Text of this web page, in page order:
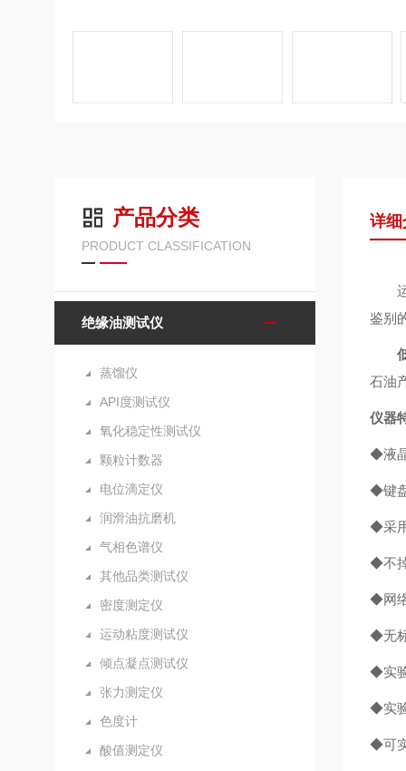
产品分类
PRODUCT CLASSIFICATION
绝缘油测试仪
蒸馏仪
API度测试仪
氧化稳定性测试仪
颗粒计数器
电位滴定仪
润滑油抗磨机
气相色谱仪
其他品类测试仪
密度测定仪
运动粘度测试仪
倾点凝点测试仪
张力测定仪
色度计
酸值测定仪
详细
鉴别
石油
仪器
◆液
◆键
◆采
◆不
◆网
◆无
◆实
◆实
◆可